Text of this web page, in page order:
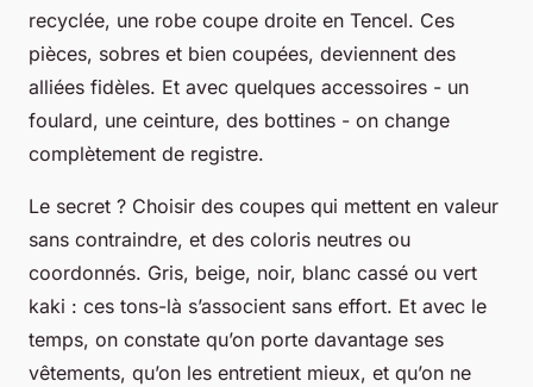
recyclée, une robe coupe droite en Tencel. Ces
pièces, sobres et bien coupées, deviennent des
alliées fidèles. Et avec quelques accessoires - un
foulard, une ceinture, des bottines - on change
complètement de registre.
Le secret ? Choisir des coupes qui mettent en valeur
sans contraindre, et des coloris neutres ou
coordonnés. Gris, beige, noir, blanc cassé ou vert
kaki : ces tons-là s’associent sans effort. Et avec le
temps, on constate qu’on porte davantage ses
vêtements, qu’on les entretient mieux, et qu’on ne